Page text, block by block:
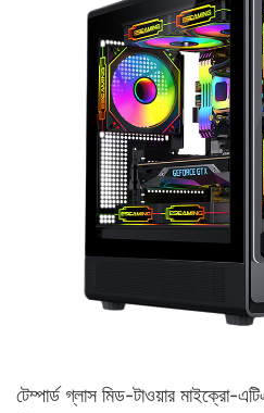
টেম্পার্ড গ্লাস মিড-টাওয়ার মাইক্রো-